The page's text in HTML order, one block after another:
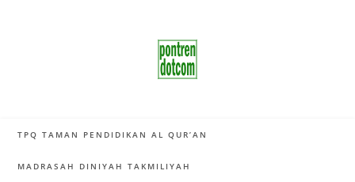
TPQ TAMAN PENDIDIKAN AL QUR’AN
MADRASAH DINIYAH TAKMILIYAH